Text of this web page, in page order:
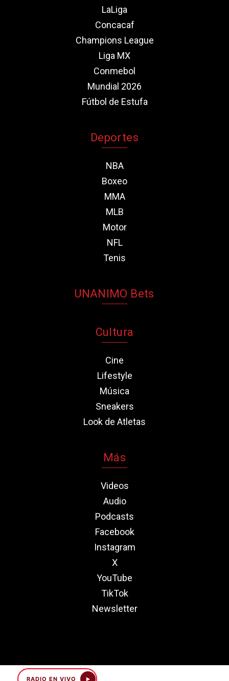
RADIO EN VIVO
LaLiga
Concacaf
Champions League
Liga MX
Conmebol
Mundial 2026
Fútbol de Estufa
Deportes
NBA
Boxeo
MMA
MLB
Motor
NFL
Tenis
UNANIMO Bets
Cultura
Cine
Lifestyle
Música
Sneakers
Look de Atletas
Más
Videos
Audio
Podcasts
Facebook
Instagram
X
YouTube
TikTok
Newsletter